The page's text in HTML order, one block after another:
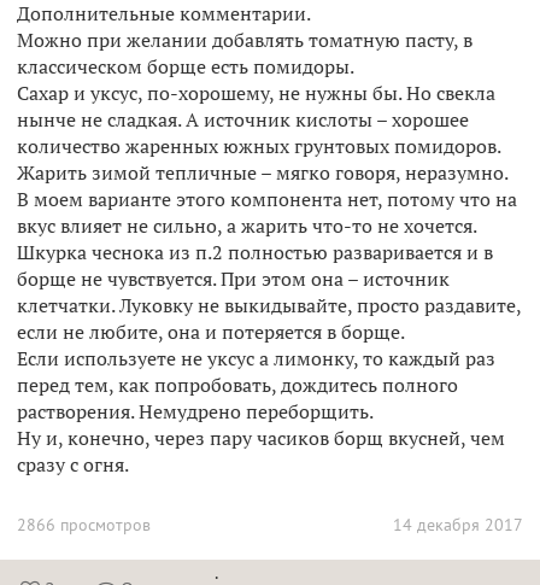
Дополнительные комментарии.
Можно при желании добавлять томатную пасту, в
классическом борще есть помидоры.
Сахар и уксус, по-хорошему, не нужны бы. Но свекла
нынче не сладкая. А источник кислоты – хорошее
количество жаренных южных грунтовых помидоров.
Жарить зимой тепличные – мягко говоря, неразумно.
В моем варианте этого компонента нет, потому что на
вкус влияет не сильно, а жарить что-то не хочется.
Шкурка чеснока из п.2 полностью разваривается и в
борще не чувствуется. При этом она – источник
клетчатки. Луковку не выкидывайте, просто раздавите,
если не любите, она и потеряется в борще.
Если используете не уксус а лимонку, то каждый раз
перед тем, как попробовать, дождитесь полного
растворения. Немудрено переборщить.
Ну и, конечно, через пару часиков борщ вкусней, чем
сразу с огня.
14 декабря 2017
2866 просмотров
.